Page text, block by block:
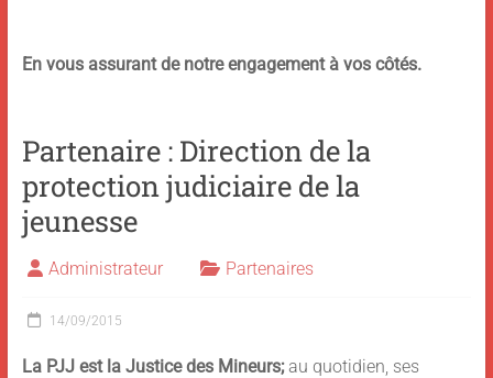
En vous assurant de notre engagement à vos côtés.
Partenaire : Direction de la
protection judiciaire de la
jeunesse
Administrateur Partenaires
14/09/2015
La PJJ est la Justice des Mineurs;au quotidien, ses